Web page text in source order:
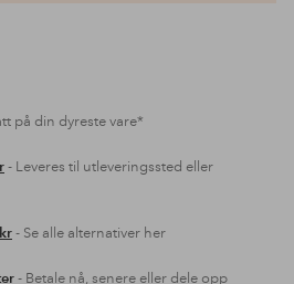
på din dyreste vare*
- Leveres til utleveringssted eller
- Se alle alternativer her
- Betale nå, senere eller dele opp